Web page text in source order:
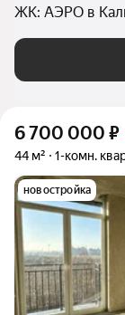
ЖК: АЭРО в
6 700 000 ₽
44 м² 1-комн.
новостройка